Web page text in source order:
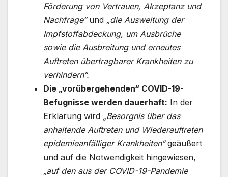
Förderung von Vertrauen, Akzeptanz und
Nachfrage“und „die Ausweitung der
Impfstoffabdeckung, um Ausbrüche
sowie die Ausbreitung und erneutes
Auftreten übertragbarer Krankheiten zu
verhindern“.
Die „vorübergehenden“ COVID-19-
Befugnisse werden dauerhaft: In der
Erklärung wird „Besorgnis über das
anhaltende Auftreten und Wiederauftreten
epidemieanfälliger Krankheiten“geäußert
und auf die Notwendigkeit hingewiesen,
„auf den aus der COVID-19-Pandemie